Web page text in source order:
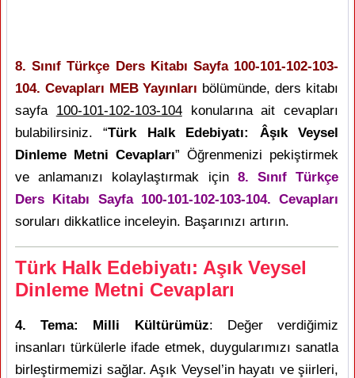
8. Sınıf Türkçe Ders Kitabı Sayfa 100-101-102-103-
104. Cevapları MEB Yayınları bölümünde, ders kitabı
sayfa 100-101-102-103-104konularına ait cevapları
bulabilirsiniz. “Türk Halk Edebiyatı: Âşık Veysel
Dinleme Metni Cevapları” Öğrenmenizi pekiştirmek
ve anlamanızı kolaylaştırmak için 8. Sınıf Türkçe
Ders Kitabı Sayfa 100-101-102-103-104. Cevapları
soruları dikkatlice inceleyin. Başarınızı artırın.
Türk Halk Edebiyatı: Aşık Veysel
Dinleme Metni Cevapları
4. Tema: Milli Kültürümüz: Değer verdiğimiz
insanları türkülerle ifade etmek, duygularımızı sanatla
birleştirmemizi sağlar. Aşık Veysel’in hayatı ve şiirleri,